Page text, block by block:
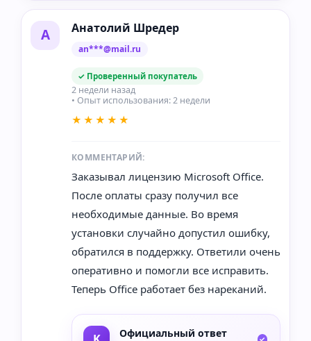
А Анатолий Шредер
an***@mail.ru
✓ Проверенный покупатель
2 недели назад
• Опыт использования: 2 недели
★★★★★
КОММЕНТАРИЙ:
Заказывал лицензию Microsoft Office.
После оплаты сразу получил все
необходимые данные. Во время
установки случайно допустил ошибку,
обратился в поддержку. Ответили очень
оперативно и помогли все исправить.
Теперь Office работает без нареканий.
Официальный ответ